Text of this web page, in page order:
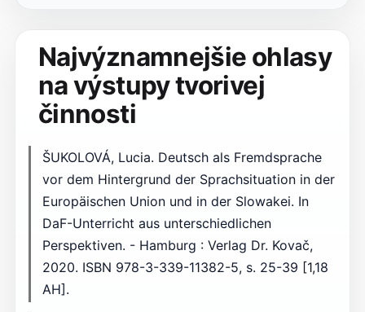
Najvýznamnejšie ohlasy
na výstupy tvorivej
činnosti
ŠUKOLOVÁ, Lucia. Deutsch als Fremdsprache
vor dem Hintergrund der Sprachsituation in der
Europäischen Union und in der Slowakei. In
DaF-Unterricht aus unterschiedlichen
Perspektiven. - Hamburg : Verlag Dr. Kovač,
2020. ISBN 978-3-339-11382-5, s. 25-39 [1,18
AH].